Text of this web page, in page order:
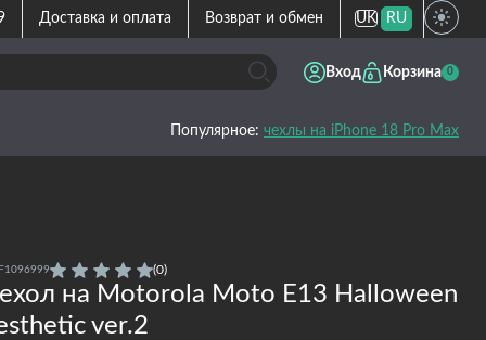
Доставка и оплата Возврат и обмен UK RU
Вход Корзина 0
Популярное: чехлы на iPhone 18 Pro Max
F1096999 (0)
на Motorola Moto E13 Halloween
ver.2